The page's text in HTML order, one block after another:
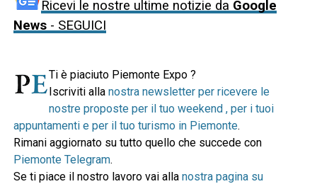
Ricevi le nostre ultime notizie da Google
News- SEGUICI
Ti è piaciuto Piemonte Expo ?
Iscriviti alla nostra newsletter per ricevere le
nostre proposte per il tuo weekend , per i tuoi
appuntamenti e per il tuo turismo in Piemonte.
Rimani aggiornato su tutto quello che succede con
Piemonte Telegram.
Se ti piace il nostro lavoro vai alla nostra pagina su